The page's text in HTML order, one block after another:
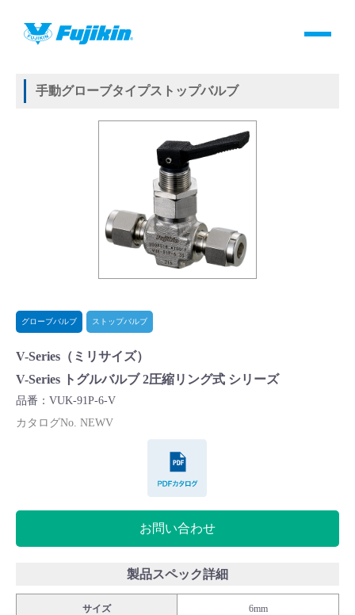
製品情報
バルブ・継手・システムを探す
製品カタログダウンロード
よくあるご質問(FAQ)・用語集
Cv値・流量計算ツール
製品動画一覧
説明会・講習会
HOME 製品情報
手動グローブタイプストップバルブ
グローブバルブ ストップバルブ
V-Series（ミリサイズ）
V-Series トグルバルブ 2圧縮リング式 シリーズ
品番：VUK-91P-6-V
カタログNo. NEWV
お問い合わせ
製品スペック詳細
サイズ 6mm